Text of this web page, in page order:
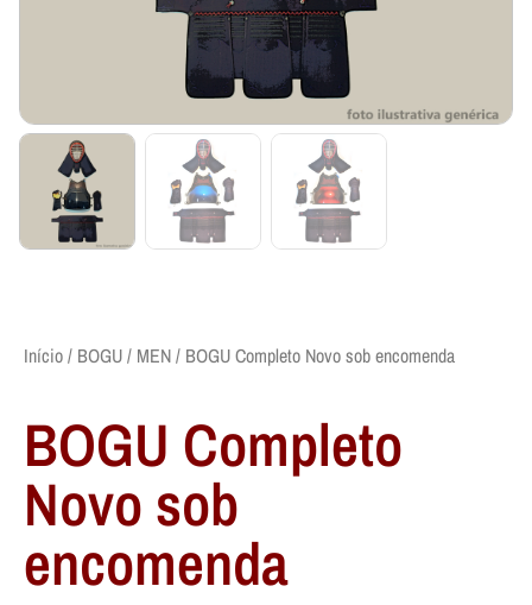
Início/ BOGU/ MEN/ BOGU Completo Novo sob encomenda
BOGU Completo
Novo sob
encomenda